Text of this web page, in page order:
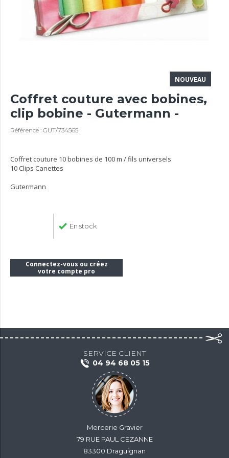
NOUVEAU
Coffret couture avec bobines,
clip bobine - Gutermann -
Référence : GUT/734565
Coffret couture 10 bobines de 100 m / fils universels
10 Clips Canettes
Gutermann
En stock
Connectez-vous ou créez
votre compte pro
SERVICE CLIENT
04 94 68 05 15
Mercerie Gravier
79 RUE PAUL CEZANNE
83300 Draguignan